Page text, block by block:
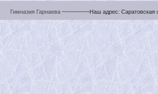
Гимназия Гарнаева ~~~~~~~~~Наш адрес: Саратовская